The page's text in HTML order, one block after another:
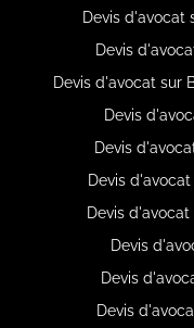
Devis d'avocat
Devis
Devis d'avocat sur
Devis
Devis
Devis
Devis
Devis
Devis
Devis